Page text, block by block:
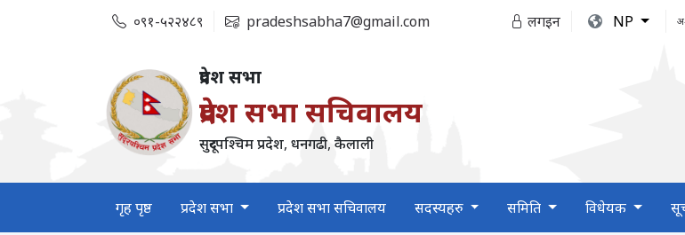
०९१-५२२४८९ pradeshsabha7@gmail.com लगइन NP
प्रदेश सभा
प्रदेश सभा सचिवालय
सुदूरपश्‍चिम प्रदेश, धनगढी, कैलाली
गृह पृष्ठ प्रदेश सभा प्रदेश सभा सचिवालय सदस्यहरु समिति विधेयक